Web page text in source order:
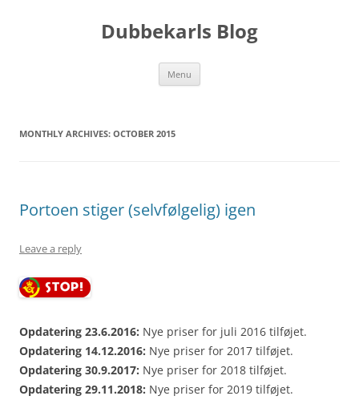
Dubbekarls Blog
Menu
MONTHLY ARCHIVES: OCTOBER 2015
Portoen stiger (selvfølgelig) igen
Leave a reply
Opdatering 23.6.2016: Nye priser for juli 2016 tilføjet.
Opdatering 14.12.2016: Nye priser for 2017 tilføjet.
Opdatering 30.9.2017: Nye priser for 2018 tilføjet.
Opdatering 29.11.2018: Nye priser for 2019 tilføjet.